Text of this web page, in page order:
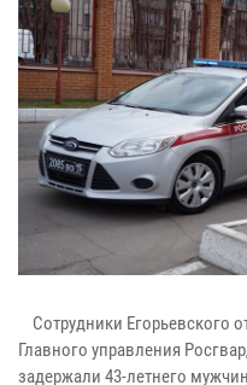
Сотрудники Егорьевского
Главного управления
задержали 43-летнего